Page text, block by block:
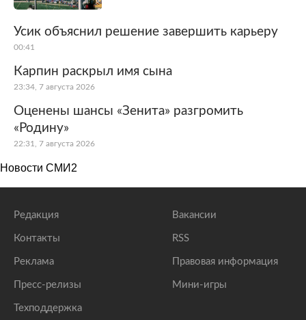
Усик объяснил решение завершить карьеру
00:41
Карпин раскрыл имя сына
23:34, 7 августа 2026
Оценены шансы «Зенита» разгромить
«Родину»
22:31, 7 августа 2026
Новости СМИ2
Редакция
Контакты
Реклама
Пресс-релизы
Техподдержка
Вакансии
RSS
Правовая информация
Мини-игры